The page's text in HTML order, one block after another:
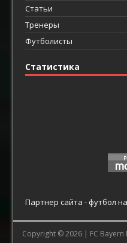
Статьи
Тренеры
Футболисты
Статистика
Партнер сайта -футбол
Copyright © 2026 | FC Bayern